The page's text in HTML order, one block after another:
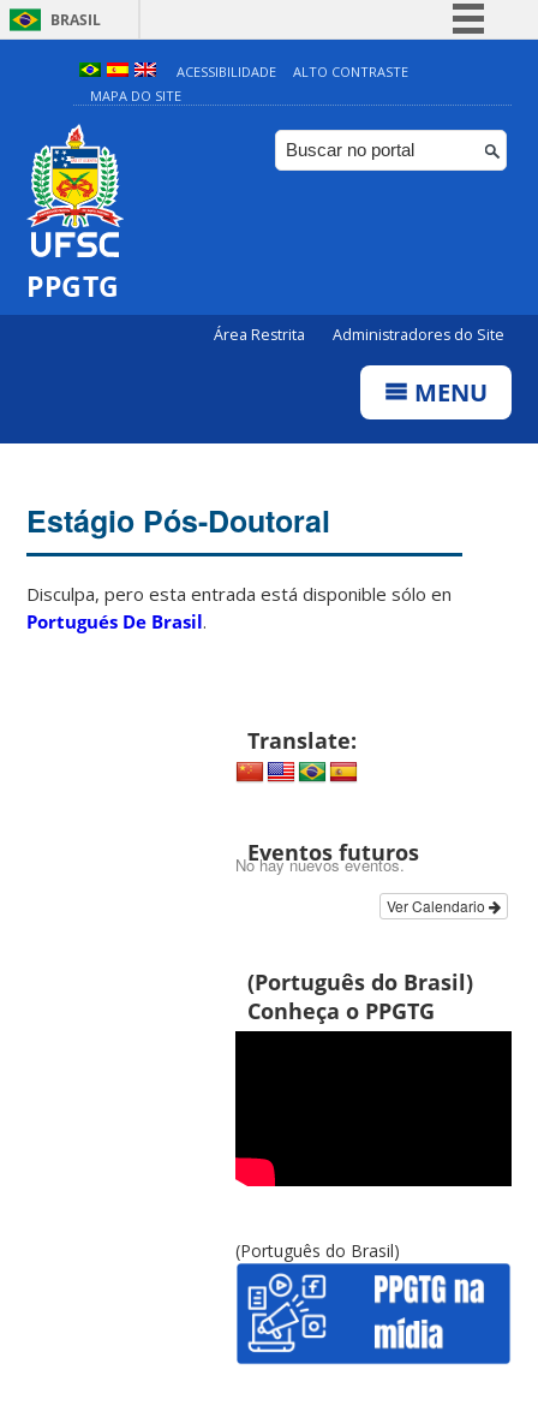
BRASIL
Simplifique!
Comunica BR
Participe
ACESSIBILIDADE
ALTO CONTRASTE
MAPA DO SITE
PPGTG
Área Restrita Administradores do Site
MENU
Estágio Pós-Doutoral
Disculpa, pero esta entrada está disponible sólo en
Portugués De Brasil.
Translate:
Eventos futuros
No hay nuevos eventos.
Ver Calendario
(Português do Brasil)
Conheça o PPGTG
(Português do Brasil)